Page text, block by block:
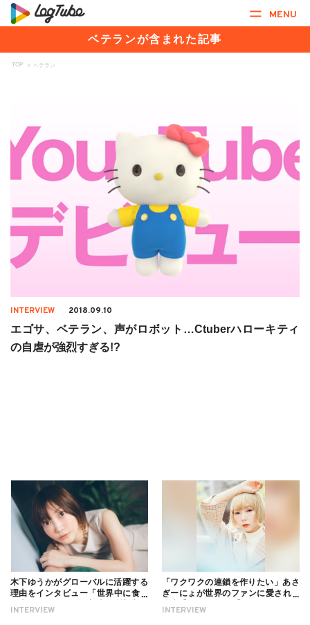
MENU
ベテランが含まれた記事
TOP > ベテラン
INTERVIEW 2018.09.10
エゴサ、ベテラン、声がロボット…Ctuberハローキティ
の自虐が強烈すぎる!?
INTERVIEW
木下ゆうかがグローバルに活躍する
理由をインタビュー「世界中に食べ
ついても
INTERVIEW
「ワクワクの連鎖を作りたい」あさ
ぎーにょが世界のファンに愛される